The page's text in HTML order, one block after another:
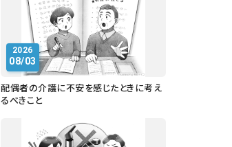
2026
08/03
配偶者の介護に不安を感じたときに考え
るべきこと